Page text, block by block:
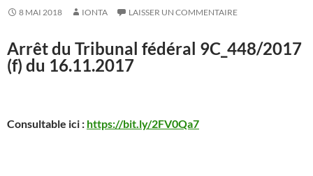
8 MAI 2018 IONTA LAISSER UN COMMENTAIRE
Arrêt du Tribunal fédéral 9C_448/2017
(f) du 16.11.2017
Consultable ici : https://bit.ly/2FV0Qa7